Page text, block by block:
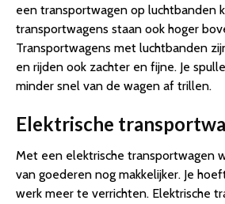
een transportwagen op luchtbanden
transportwagens staan ook hoger
Transportwagens met luchtbanden
en rijden ook zachter en fijne. Je
minder snel van de wagen af trillen.
Elektrische
Met een elektrische transportwagen
van goederen nog makkelijker. Je
werk meer te verrichten. Elektrische